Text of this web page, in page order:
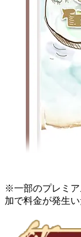
※一部のプレミア
加で料金が発生い